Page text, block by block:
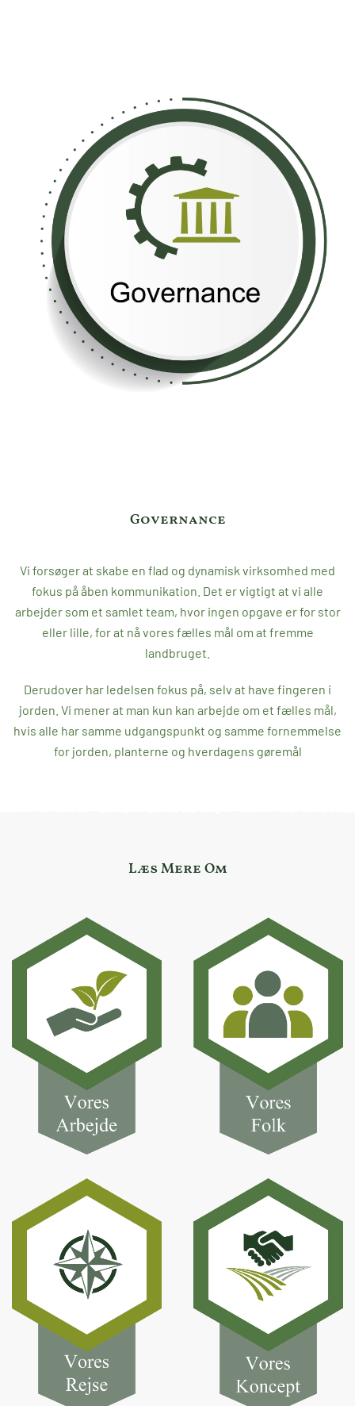
Governance
Vi forsøger at skabe en flad og dynamisk virksomhed med
fokus på åben kommunikation. Det er vigtigt at vi alle
arbejder som et samlet team, hvor ingen opgave er for stor
eller lille, for at nå vores fælles mål om at fremme
landbruget.
Derudover har ledelsen fokus på, selv at have fingeren i
jorden. Vi mener at man kun kan arbejde om et fælles mål,
hvis alle har samme udgangspunkt og samme fornemmelse
for jorden, planterne og hverdagens gøremål
Læs Mere Om